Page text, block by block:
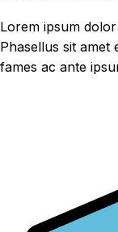
Lorem ipsum
Phasellus sit amet
fames ac ante